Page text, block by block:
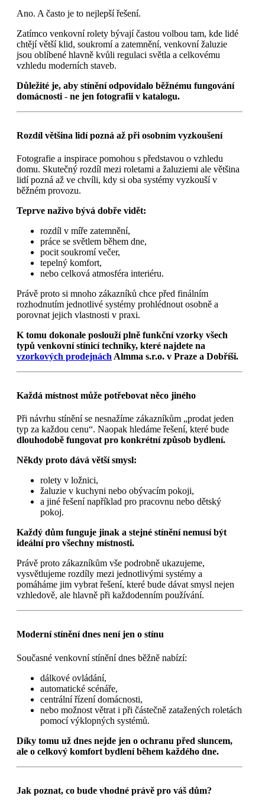
Ano. A často je to nejlepší řešení.
Zatímco venkovní rolety bývají častou volbou tam, kde lidé
chtějí větší klid, soukromí a zatemnění, venkovní žaluzie
jsou oblíbené hlavně kvůli regulaci světla a celkovému
vzhledu moderních staveb.
Důležité je, aby stínění odpovídalo běžnému fungování
domácnosti - ne jen fotografii v katalogu.
Rozdíl většina lidí pozná až při osobním vyzkoušení
Fotografie a inspirace pomohou s představou o vzhledu
domu. Skutečný rozdíl mezi roletami a žaluziemi ale většina
lidí pozná až ve chvíli, kdy si oba systémy vyzkouší v
běžném provozu.
Teprve naživo bývá dobře vidět:
rozdíl v míře zatemnění,
práce se světlem během dne,
pocit soukromí večer,
tepelný komfort,
nebo celková atmosféra interiéru.
Právě proto si mnoho zákazníků chce před finálním
rozhodnutím jednotlivé systémy prohlédnout osobně a
porovnat jejich vlastnosti v praxi.
K tomu dokonale poslouží plně funkční vzorky všech
typů venkovní stínicí techniky, které najdete na
vzorkových prodejnách Almma s.r.o. v Praze a Dobříši.
Každá místnost může potřebovat něco jiného
Při návrhu stínění se nesnažíme zákazníkům „prodat jeden
typ za každou cenu“. Naopak hledáme řešení, které bude
dlouhodobě fungovat pro konkrétní způsob bydlení.
Někdy proto dává větší smysl:
rolety v ložnici,
žaluzie v kuchyni nebo obývacím pokoji,
a jiné řešení například pro pracovnu nebo dětský
pokoj.
Každý dům funguje jinak a stejné stínění nemusí být
ideální pro všechny místnosti.
Právě proto zákazníkům vše podrobně ukazujeme,
vysvětlujeme rozdíly mezi jednotlivými systémy a
pomáháme jim vybrat řešení, které bude dávat smysl nejen
vzhledově, ale hlavně při každodenním používání.
Moderní stínění dnes není jen o stínu
Současné venkovní stínění dnes běžně nabízí:
dálkové ovládání,
automatické scénáře,
centrální řízení domácnosti,
nebo možnost větrat i při částečně zatažených roletách
pomocí výklopných systémů.
Díky tomu už dnes nejde jen o ochranu před sluncem,
ale o celkový komfort bydlení během každého dne.
Jak poznat, co bude vhodné právě pro váš dům?